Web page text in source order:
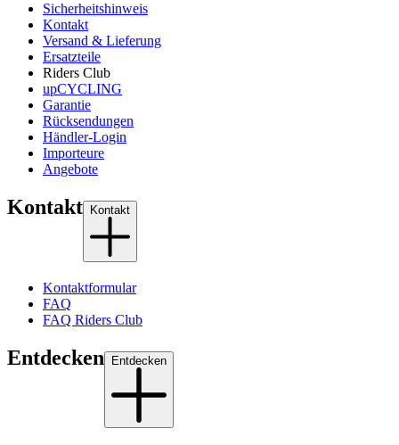
Sicherheitshinweis
Kontakt
Versand & Lieferung
Ersatzteile
Riders Club
upCYCLING
Garantie
Rücksendungen
Händler-Login
Importeure
Angebote
Kontakt Kontakt
Kontaktformular
FAQ
FAQ Riders Club
Entdecken Entdecken